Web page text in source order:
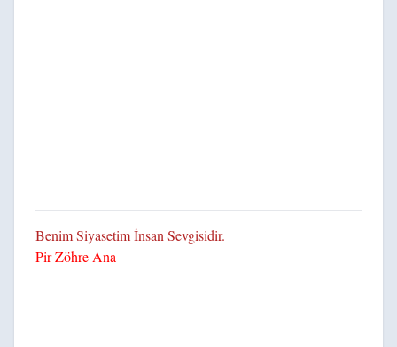
Benim Siyasetim İnsan Sevgisidir.
Pir Zöhre Ana